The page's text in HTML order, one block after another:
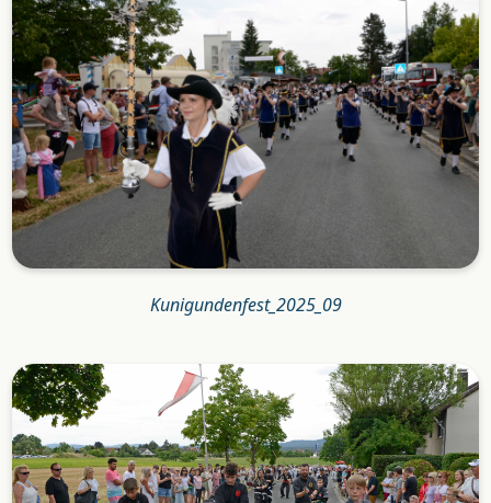
Kunigundenfest_2025_09